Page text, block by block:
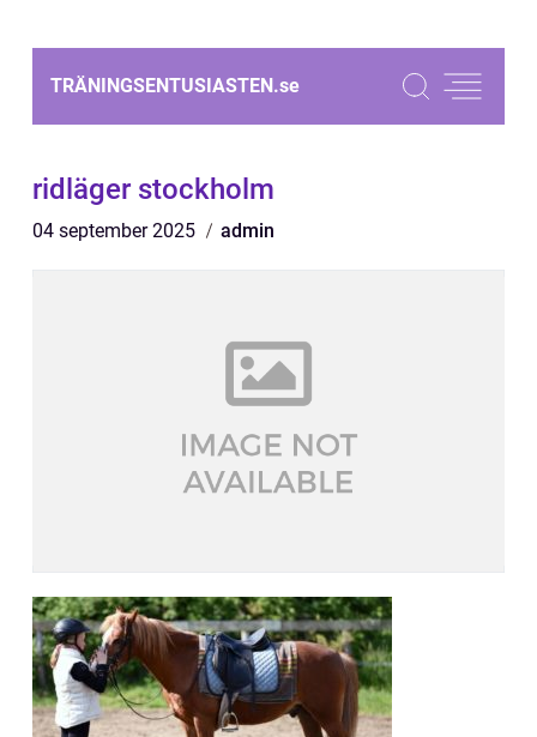
TRÄNINGSENTUSIASTEN.se
ridläger stockholm
04 september 2025 admin